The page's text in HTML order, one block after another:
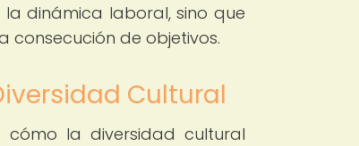
dinámica laboral, sino que
de objetivos.
Cultural
cómo la diversidad cultural